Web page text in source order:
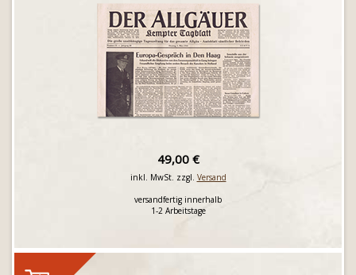
49,00 €
inkl. MwSt. zzgl. Versand
versandfertig innerhalb
1-2 Arbeitstage